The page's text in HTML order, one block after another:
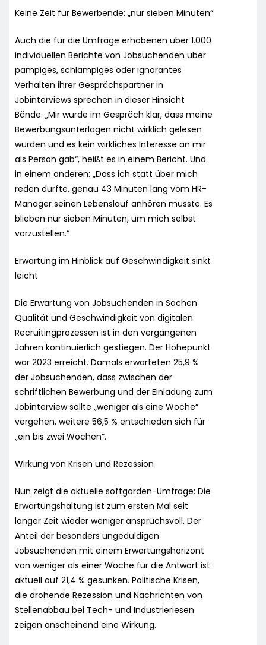
Keine Zeit für Bewerbende: „nur sieben Minuten“
Auch die für die Umfrage erhobenen über 1.000
individuellen Berichte von Jobsuchenden über
pampiges, schlampiges oder ignorantes
Verhalten ihrer Gesprächspartner in
Jobinterviews sprechen in dieser Hinsicht
Bände. „Mir wurde im Gespräch klar, dass meine
Bewerbungsunterlagen nicht wirklich gelesen
wurden und es kein wirkliches Interesse an mir
als Person gab“, heißt es in einem Bericht. Und
in einem anderen: „Dass ich statt über mich
reden durfte, genau 43 Minuten lang vom HR-
Manager seinen Lebenslauf anhören musste. Es
blieben nur sieben Minuten, um mich selbst
vorzustellen.“
Erwartung im Hinblick auf Geschwindigkeit sinkt
leicht
Die Erwartung von Jobsuchenden in Sachen
Qualität und Geschwindigkeit von digitalen
Recruitingprozessen ist in den vergangenen
Jahren kontinuierlich gestiegen. Der Höhepunkt
war 2023 erreicht. Damals erwarteten 25,9 %
der Jobsuchenden, dass zwischen der
schriftlichen Bewerbung und der Einladung zum
Jobinterview sollte „weniger als eine Woche“
vergehen, weitere 56,5 % entschieden sich für
„ein bis zwei Wochen“.
Wirkung von Krisen und Rezession
Nun zeigt die aktuelle softgarden-Umfrage: Die
Erwartungshaltung ist zum ersten Mal seit
langer Zeit wieder weniger anspruchsvoll. Der
Anteil der besonders ungeduldigen
Jobsuchenden mit einem Erwartungshorizont
von weniger als einer Woche für die Antwort ist
aktuell auf 21,4 % gesunken. Politische Krisen,
die drohende Rezession und Nachrichten von
Stellenabbau bei Tech- und Industrieriesen
zeigen anscheinend eine Wirkung.